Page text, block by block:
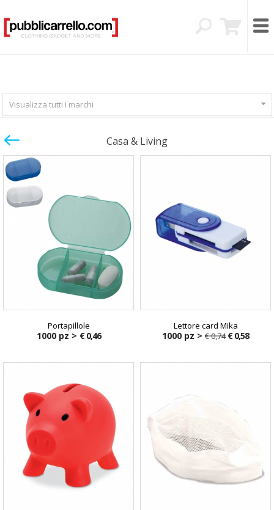
Visualizza tutti i marchi
Casa & Living
Portapillole
1000 pz > € 0,46
Lettore card Mika
1000 pz > € 0,74 € 0,58